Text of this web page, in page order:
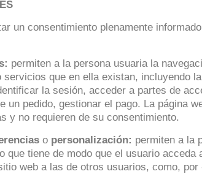
un consentimiento plenamente
permiten a la persona usuaria la
servicios que en ella existan, incluyendo
la sesión, acceder a partes de
un pedido, gestionar el pago. La página
y no requieren de su consentimiento.
o personalización: permiten a la
que tiene de modo que el usuario
web a las de otros usuarios, como,